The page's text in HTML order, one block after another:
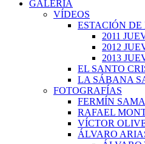
GALERÍA
VÍDEOS
ESTACIÓN DE
2011
2012
2013
EL SANTO
LA SÁBANA
FOTOGRAFÍAS
FERMÍN
RAFAEL
VÍCTOR
ÁLVARO